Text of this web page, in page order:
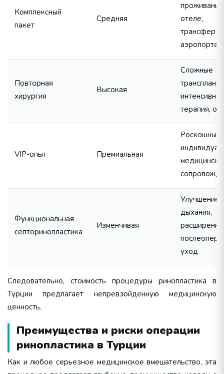
Комплексный
пакет
Средняя
аэропорта
Повторная
хирургия
Высокая
Сложные
интенсивная
терапия,
VIP-опыт Премиальная
Роскошные
Функциональная
септоринопластика
Изменчивая
Улучшение
дыхания,
уход
Следовательно, стоимость процедуры ринопластика в
Турции предлагает непревзойденную медицинскую
ценность.
Преимущества и риски операции
ринопластика в Турции
Как и любое серьезное медицинское вмешательство, эта